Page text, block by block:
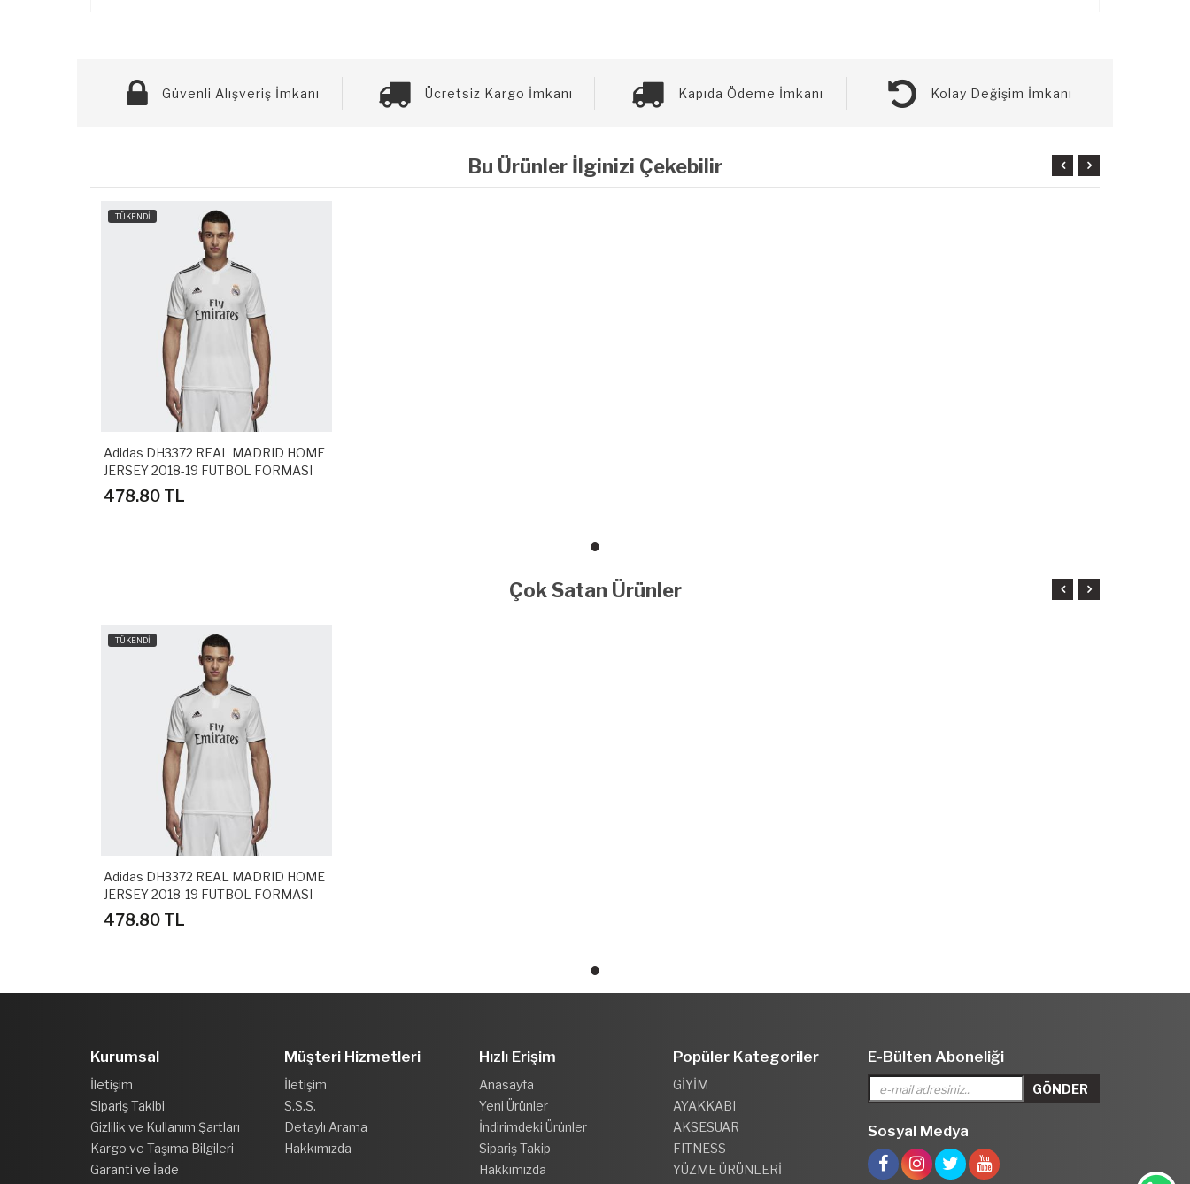
Güvenli Alışveriş İmkanı Ücretsiz Kargo İmkanı Kapıda Ödeme İmkanı Kolay Değişim İmkanı
Bu Ürünler İlginizi Çekebilir
TÜKENDİ
Adidas DH3372 REAL MADRID HOME
JERSEY 2018-19 FUTBOL FORMASI
478.80 TL
Çok Satan Ürünler
TÜKENDİ
Adidas DH3372 REAL MADRID HOME
JERSEY 2018-19 FUTBOL FORMASI
478.80 TL
Kurumsal
İletişim
Sipariş Takibi
Gizlilik ve Kullanım Şartları
Kargo ve Taşıma Bilgileri
Garanti ve İade
Müşteri Hizmetleri
İletişim
S.S.S.
Detaylı Arama
Hakkımızda
Hızlı Erişim
Anasayfa
Yeni Ürünler
İndirimdeki Ürünler
Sipariş Takip
Hakkımızda
Popüler Kategoriler
GİYİM
AYAKKABI
AKSESUAR
FITNESS
YÜZME ÜRÜNLERİ
E-Bülten Aboneliği
Sosyal Medya